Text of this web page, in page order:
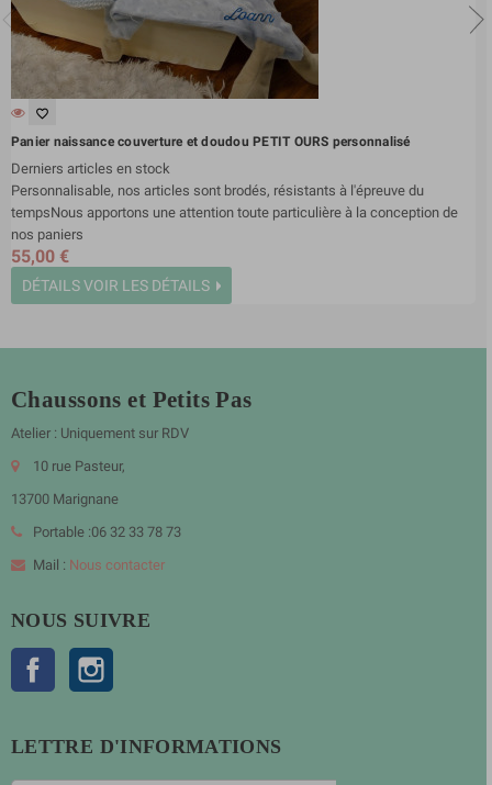
favorite_border
Panier naissance couverture et doudou PETIT OURS personnalisé
Derniers articles en stock
Personnalisable, nos articles sont brodés, résistants à l'épreuve du
tempsNous apportons une attention toute particulière à la conception de
nos paniers
55,00 €
DÉTAILSVOIR LES DÉTAILS
Chaussons et Petits Pas
Atelier : Uniquement sur RDV
10 rue Pasteur,
13700 Marignane
Portable :06 32 33 78 73
Mail : Nous contacter
NOUS SUIVRE
Facebook
LETTRE D'INFORMATIONS